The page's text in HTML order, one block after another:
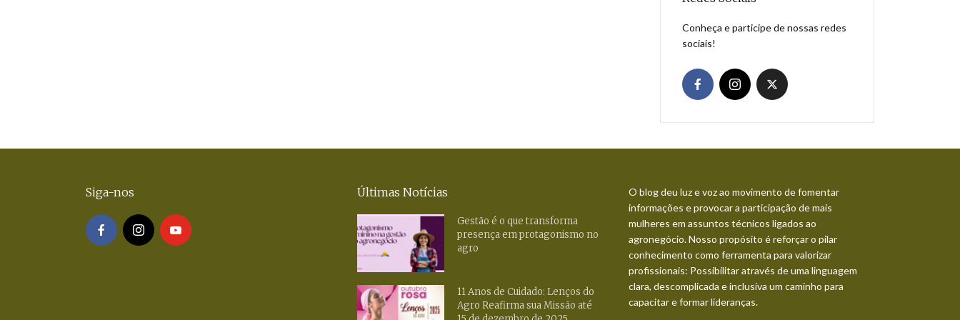
Conheça e participe de nossas redes
sociais!
Siga-nos Últimas Notícias
Gestão é o que transforma
presença em protagonismo no
agro
11 Anos de Cuidado: Lenços do
Agro Reafirma sua Missão até
O blog deu luz e voz ao movimento de fomentar
informações e provocar a participação de mais
mulheres em assuntos técnicos ligados ao
agronegócio. Nosso propósito é reforçar o pilar
conhecimento como ferramenta para valorizar
profissionais: Possibilitar através de uma linguagem
clara, descomplicada e inclusiva um caminho para
capacitar e formar lideranças.